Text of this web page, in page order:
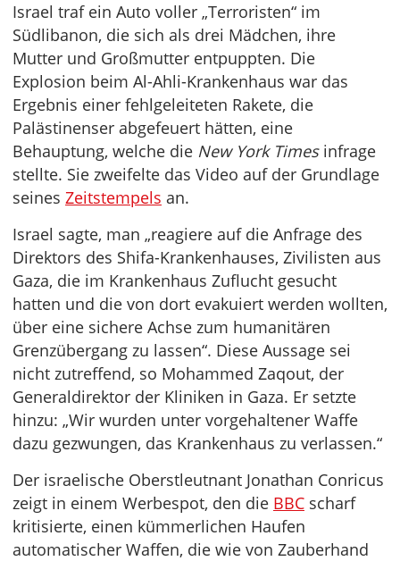
Israel traf ein Auto voller „Terroristen“ im
Südlibanon, die sich als drei Mädchen, ihre
Mutter und Großmutter entpuppten. Die
Explosion beim Al-Ahli-Krankenhaus war das
Ergebnis einer fehlgeleiteten Rakete, die
Palästinenser abgefeuert hätten, eine
Behauptung, welche die New York Timesinfrage
stellte. Sie zweifelte das Video auf der Grundlage
seines Zeitstempels an.
Israel sagte, man „reagiere auf die Anfrage des
Direktors des Shifa-Krankenhauses, Zivilisten aus
Gaza, die im Krankenhaus Zuflucht gesucht
hatten und die von dort evakuiert werden wollten,
über eine sichere Achse zum humanitären
Grenzübergang zu lassen“. Diese Aussage sei
nicht zutreffend, so Mohammed Zaqout, der
Generaldirektor der Kliniken in Gaza. Er setzte
hinzu: „Wir wurden unter vorgehaltener Waffe
dazu gezwungen, das Krankenhaus zu verlassen.“
Der israelische Oberstleutnant Jonathan Conricus
zeigt in einem Werbespot, den die BBC scharf
kritisierte, einen kümmerlichen Haufen
automatischer Waffen, die wie von Zauberhand